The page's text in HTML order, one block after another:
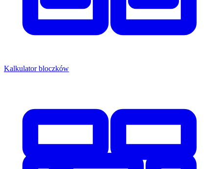
Kalkulator bloczków